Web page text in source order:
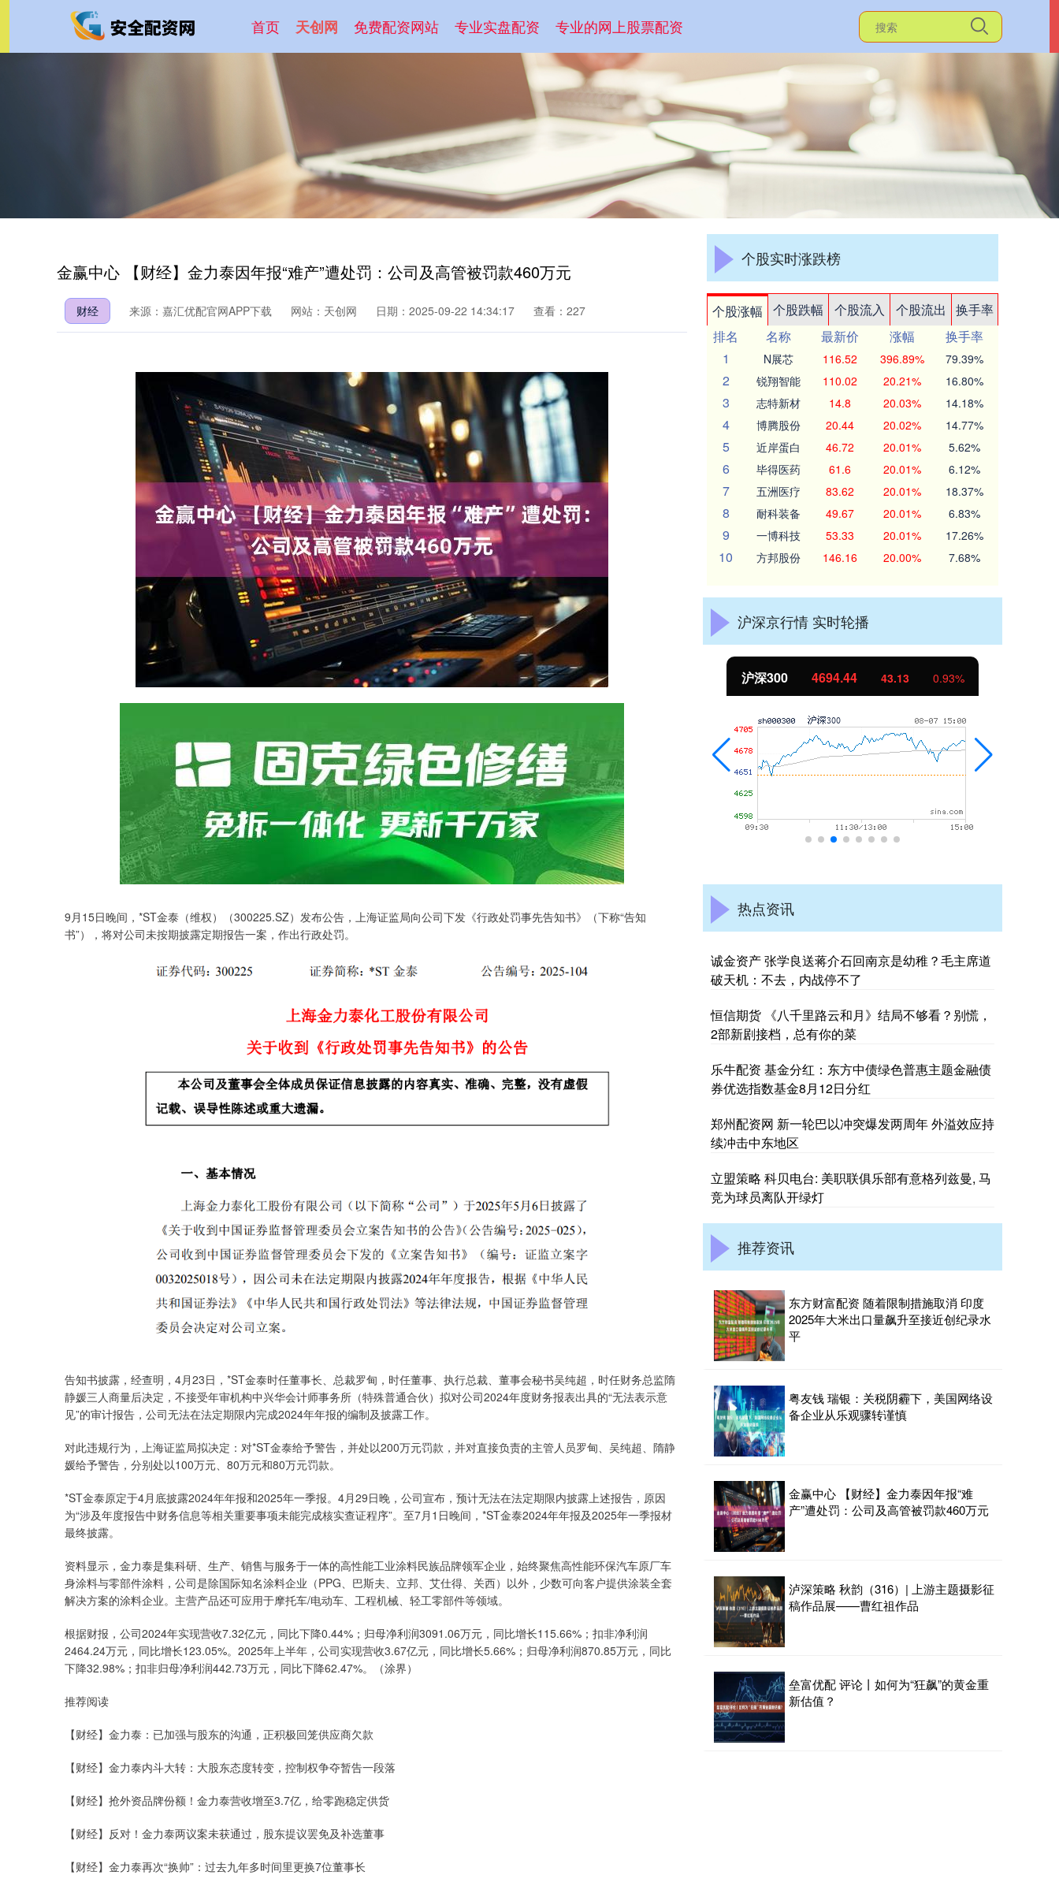
首页 天创网 免费配资网站 专业实盘配资 专业的网上股票配资
金赢中心 【财经】金力泰因年报“难产”遭处罚：公司及高管被罚款460万元
财经 来源：嘉汇优配官网APP下载 网站：天创网 日期：2025-09-22 14:34:17 查看：227
9月15日晚间，*ST金泰（维权）（300225.SZ）发布公告，上海证监局向公司下发《行政处罚事先告知书》（下称“告知
书”），将对公司未按期披露定期报告一案，作出行政处罚。
告知书披露，经查明，4月23日，*ST金泰时任董事长、总裁罗甸，时任董事、执行总裁、董事会秘书吴纯超，时任财务总监隋
静媛三人商量后决定，不接受年审机构中兴华会计师事务所（特殊普通合伙）拟对公司2024年度财务报表出具的“无法表示意
见”的审计报告，公司无法在法定期限内完成2024年年报的编制及披露工作。
对此违规行为，上海证监局拟决定：对*ST金泰给予警告，并处以200万元罚款，并对直接负责的主管人员罗甸、吴纯超、隋静
媛给予警告，分别处以100万元、80万元和80万元罚款。
*ST金泰原定于4月底披露2024年年报和2025年一季报。4月29日晚，公司宣布，预计无法在法定期限内披露上述报告，原因
为“涉及年度报告中财务信息等相关重要事项未能完成核实查证程序”。至7月1日晚间，*ST金泰2024年年报及2025年一季报材
最终披露。
资料显示，金力泰是集科研、生产、销售与服务于一体的高性能工业涂料民族品牌领军企业，始终聚焦高性能环保汽车原厂车
身涂料与零部件涂料，公司是除国际知名涂料企业（PPG、巴斯夫、立邦、艾仕得、关西）以外，少数可向客户提供涂装全套
解决方案的涂料企业。主营产品还可应用于摩托车/电动车、工程机械、轻工零部件等领域。
根据财报，公司2024年实现营收7.32亿元，同比下降0.44%；归母净利润3091.06万元，同比增长115.66%；扣非净利润
2464.24万元，同比增长123.05%。2025年上半年，公司实现营收3.67亿元，同比增长5.66%；归母净利润870.85万元，同比
下降32.98%；扣非归母净利润442.73万元，同比下降62.47%。（涂界）
推荐阅读
【财经】金力泰：已加强与股东的沟通，正积极回笼供应商欠款
【财经】金力泰内斗大转：大股东态度转变，控制权争夺暂告一段落
【财经】抢外资品牌份额！金力泰营收增至3.7亿，给零跑稳定供货
【财经】反对！金力泰两议案未获通过，股东提议罢免及补选董事
【财经】金力泰再次“换帅”：过去九年多时间里更换7位董事长
个股实时涨跌榜
个股涨幅 个股跌幅 个股流入 个股流出
换手率
排名
名称 最新价 涨幅
换手率
1
N展芯 116.52 396.89% 79.39%
2 锐翔智能 110.02 20.21% 16.80%
3 志特新材 14.8 20.03% 14.18%
4 博腾股份 20.44 20.02% 14.77%
5 近岸蛋白 46.72 20.01% 5.62%
6 毕得医药 61.6 20.01% 6.12%
7 五洲医疗 83.62 20.01% 18.37%
8 耐科装备 49.67 20.01% 6.83%
9 一博科技 53.33 20.01% 17.26%
10 方邦股份 146.16 20.00% 7.68%
沪深京行情 实时轮播
深证成指 14311.01 200.89 1.42% 沪深300 4694.44 43.13 北证50 1134.24 11.37 1.01%
热点资讯
诚金资产 张学良送蒋介石回南京是幼稚？毛主席道
破天机：不去，内战停不了
恒信期货 《八千里路云和月》结局不够看？别慌，
2部新剧接档，总有你的菜
乐牛配资 基金分红：东方中债绿色普惠主题金融债
券优选指数基金8月12日分红
郑州配资网 新一轮巴以冲突爆发两周年 外溢效应持
续冲击中东地区
立盟策略 科贝电台: 美职联俱乐部有意格列兹曼, 马
竞为球员离队开绿灯
推荐资讯
东方财富配资 随着限制措施取消 印度
2025年大米出口量飙升至接近创纪录水
平
粤友钱 瑞银：关税阴霾下，美国网络设
备企业从乐观骤转谨慎
金赢中心 【财经】金力泰因年报“难
产”遭处罚：公司及高管被罚款460万元
泸深策略 秋韵（316）| 上游主题摄影征
稿作品展——曹红祖作品
垒富优配 评论丨如何为“狂飙”的黄金重
新估值？